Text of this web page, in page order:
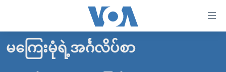
လွယ်ကူ
မူလစာမျက်နှာ
မကြေးမုံရဲ့အင်္ဂလိပ်စာ